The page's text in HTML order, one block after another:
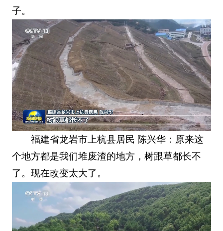
子。
福建省龙岩市上杭县居民 陈兴华：原来这
个地方都是我们堆废渣的地方，树跟草都长不
了。现在改变太大了。